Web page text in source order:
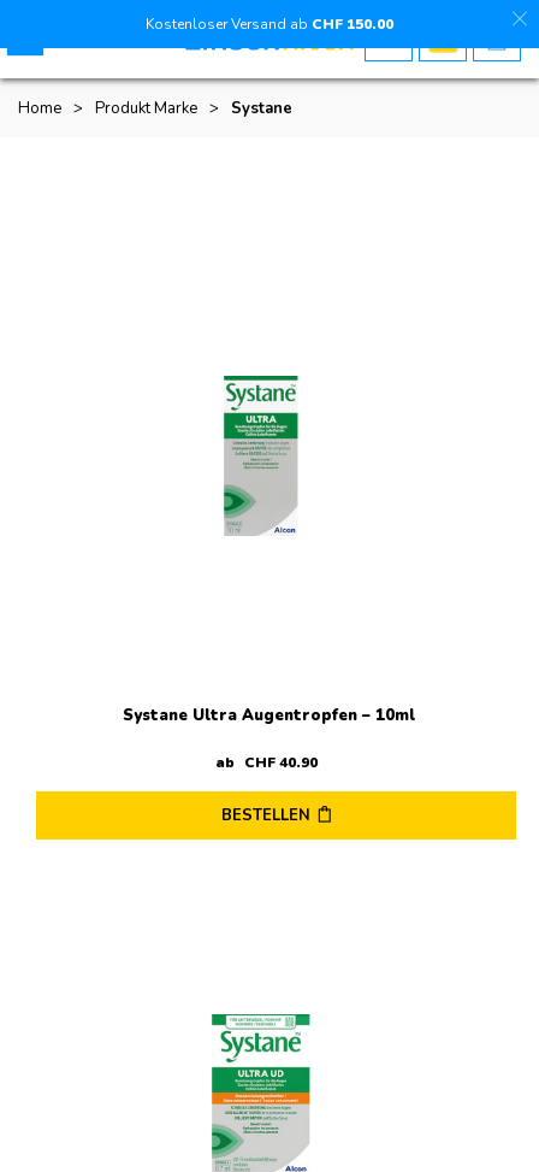
Home > Produkt Marke > Systane
Systane Ultra Augentropfen – 10ml
ab CHF40.90
BESTELLEN
Kostenloser Versand ab CHF 150.00